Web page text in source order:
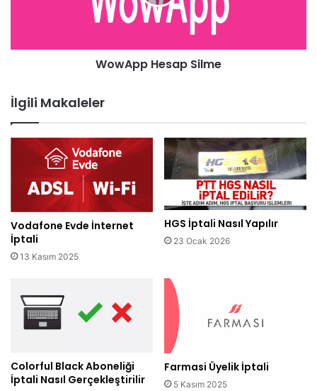
WowApp Hesap Silme
İlgili Makaleler
Vodafone Evde İnternet
İptali
13 Kasım 2025
HGS İptali Nasıl Yapılır
23 Ocak 2026
Colorful Black Aboneliği
İptali Nasıl Gerçekleştirilir
Farmasi Üyelik İptali
5 Kasım 2025